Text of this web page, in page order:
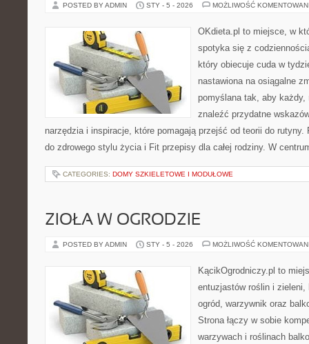
POSTED BY ADMIN STY - 5 - 2026 MOŻLIWOŚĆ
OKdieta.pl to miejsce, w
spotyka się z
który obiecuje cuda w
nastawiona na osiągalne
pomyślana tak, aby każdy,
znaleźć przydatne
narzędzia i inspiracje, które pomagają przejść od teorii do rutyny.
do zdrowego stylu życia i Fit przepisy dla całej rodziny. W
CATEGORIES: DOMY SZKIELETOWE I MODUŁOWE
ZIOŁA W OGRODZIE
POSTED BY ADMIN STY - 5 - 2026 MOŻLIWOŚĆ
KącikOgrodniczy.pl to
entuzjastów roślin i
ogród, warzywnik oraz
Strona łączy w sobie
warzywach i roślinach